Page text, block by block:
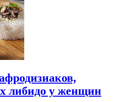
либидо у женщин